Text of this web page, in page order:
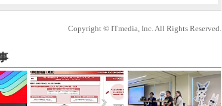
Copyright © ITmedia, Inc. All Rights Reserved.